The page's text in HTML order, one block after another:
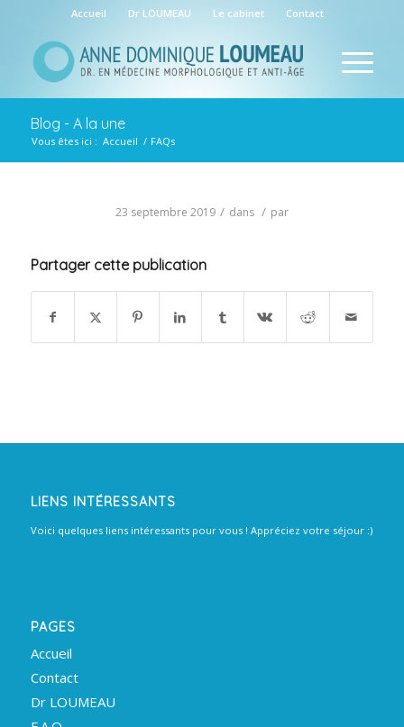
Accueil Dr LOUMEAU Le cabinet Contact
Blog - A la une
Vous êtes ici : Accueil / FAQs
23 septembre 2019 / dans / par
Partager cette publication
LIENS INTÉRESSANTS
Voici quelques liens intéressants pour vous ! Appréciez votre séjour :)
PAGES
Accueil
Contact
Dr LOUMEAU